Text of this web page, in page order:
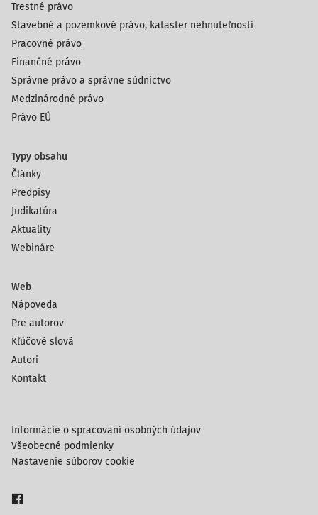
Trestné právo
Stavebné a pozemkové právo, kataster nehnuteľností
Pracovné právo
Finančné právo
Správne právo a správne súdnictvo
Medzinárodné právo
Právo EÚ
Typy obsahu
Články
Predpisy
Judikatúra
Aktuality
Webináre
Web
Nápoveda
Pre autorov
Kľúčové slová
Autori
Kontakt
Informácie o spracovaní osobných údajov
Všeobecné podmienky
Nastavenie súborov cookie